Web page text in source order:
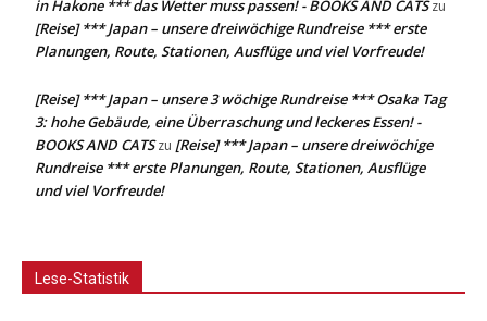
in Hakone *** das Wetter muss passen! - BOOKS AND CATSzu
[Reise] *** Japan – unsere dreiwöchige Rundreise *** erste
Planungen, Route, Stationen, Ausflüge und viel Vorfreude!
[Reise] *** Japan – unsere 3 wöchige Rundreise *** Osaka Tag
3: hohe Gebäude, eine Überraschung und leckeres Essen! -
BOOKS AND CATSzu [Reise] *** Japan – unsere dreiwöchige
Rundreise *** erste Planungen, Route, Stationen, Ausflüge
und viel Vorfreude!
Lese-Statistik